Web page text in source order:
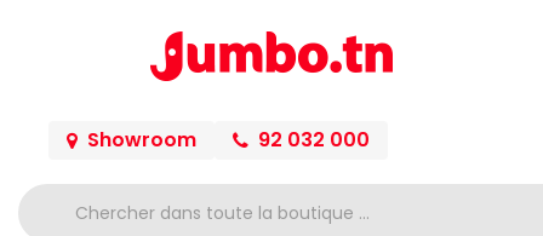
Showroom 92 032 000